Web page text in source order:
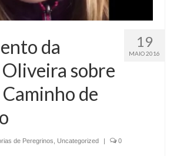
19
MAIO 2016
da
sobre
de
de Peregrinos Uncategorized | 0